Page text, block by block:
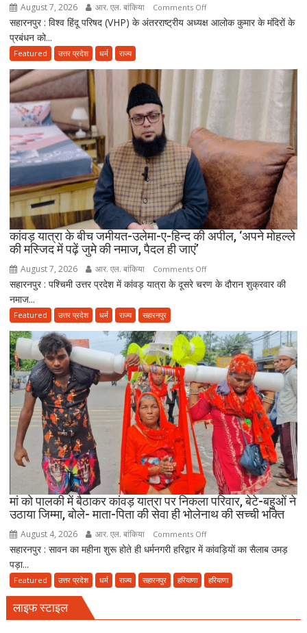
August 7, 2026 आर. एल. बांकिया Comments Offon
VHP
बयान
पर
मुस्लिम
धर्मगुरुओं
की
आपत्ति,
मौलाना
राशिद
सिद्दीकी
ने
सहारनपुर : विश्व हिंदू परिषद (VHP) के अंतरराष्ट्रीय अध्यक्ष आलोक कुमार के मंदिरों के
प्रबंधन को...
Featured उत्तर प्रदेश धर्म राज्य
कांवड़ यात्रा के बीच जमीयत-उलेमा-ए-हिन्द की अपील, ‘अपने मोहल्ले
की मस्जिद में पढ़ें जुमे की नमाज, पैदल ही जाएं’
August 7, 2026 आर. एल. बांकिया Comments Offon
कांवड़
बीच
जमीयत-
उलेमा-
ए-
हिन्द
की
अपील,
‘अपने
मोहल्ले
की
मस्जिद
में
पढ़ें
नमाज,
ही
सहारनपुर : पश्चिमी उत्तर प्रदेश में कांवड़ यात्रा के दूसरे चरण के दौरान शुक्रवार की
नमाज...
Featured उत्तर प्रदेश धर्म राज्य सहारनपुर
मां को पालकी में बैठाकर कांवड़ यात्रा पर निकला परिवार, बेटे-बहुओं ने
उठाया जिम्मा, बोले- माता-पिता की सेवा ही भोलेनाथ की सच्ची भक्ति
August 4, 2026 आर. एल. बांकिया Comments Offon
मां
पालकी
सहारनपुर : सावन का महीना शुरू होते ही धर्मनगरी हरिद्वार में कांवड़ियों का सैलाब उमड़
पड़ा...
Featured उत्तर प्रदेश धर्म राज्य सहारनपुर हरियाणा हरियाणा
लाइफ स्टाइल